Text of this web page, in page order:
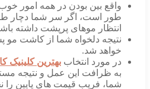
واقع بین بودن در همه امور
طور است، اگر سر شما دچار
انتظار موهای پرپشت داشته
خواهد شد.
در مورد انتخاب بهترین کلینیک
به ظرافت این عمل و نتیجه
شما، فریب قیمت های پایین را